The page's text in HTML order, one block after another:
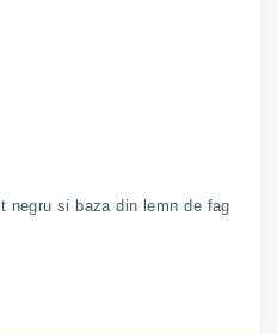
negru si baza din lemn de fag